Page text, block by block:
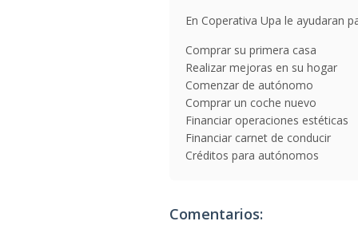
En Coperativa Upa le ayudaran
Comprar su primera casa
Realizar mejoras en su hogar
Comenzar de autónomo
Comprar un coche nuevo
Financiar operaciones estéticas
Financiar carnet de conducir
Créditos para autónomos
Comentarios: